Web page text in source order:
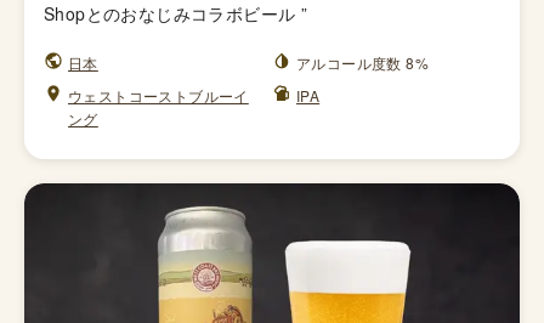
Shopとのおなじみコラボビール ”
日本
アルコール度数 8%
ウェストコーストブルーイ
ング
IPA